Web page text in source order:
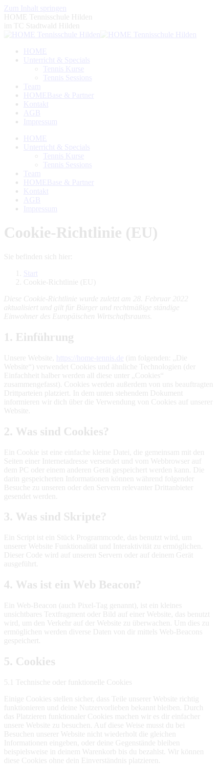
Zum Inhalt springen
HOME Tennisschule Hilden
im TC Stadtwald Hilden
HOME
Unterricht & Specials
Tennis Kurse
Tennis Sessions
Team
HOMEBase & Partner
Kontakt
AGB
Impressum
HOME
Unterricht & Specials
Tennis Kurse
Tennis Sessions
Team
HOMEBase & Partner
Kontakt
AGB
Impressum
Cookie-Richtlinie (EU)
Sie befinden sich hier:
Start
Cookie-Richtlinie (EU)
Diese Cookie-Richtlinie wurde zuletzt am 28. Februar 2022
aktualisiert und gilt für Bürger und rechtmäßige ständige
Einwohner des Europäischen Wirtschaftsraums.
1. Einführung
Unsere Website, https://home-tennis.de (im folgenden: „Die
Website“) verwendet Cookies und ähnliche Technologien (der
Einfachheit halber werden all diese unter „Cookies“
zusammengefasst). Cookies werden außerdem von uns beauftragten
Drittparteien platziert. In dem unten stehendem Dokument
informieren wir dich über die Verwendung von Cookies auf unserer
Website.
2. Was sind Cookies?
Ein Cookie ist eine einfache kleine Datei, die gemeinsam mit den
Seiten einer Internetadresse versendet und vom Webbrowser auf
dem PC oder einem anderen Gerät gespeichert werden kann. Die
darin gespeicherten Informationen können während folgender
Besuche zu unseren oder den Servern relevanter Drittanbieter
gesendet werden.
3. Was sind Skripte?
Ein Script ist ein Stück Programmcode, das benutzt wird, um
unserer Website Funktionalität und Interaktivität zu ermöglichen.
Dieser Code wird auf unseren Servern oder auf deinem Gerät
ausgeführt.
4. Was ist ein Web Beacon?
Ein Web-Beacon (auch Pixel-Tag genannt), ist ein kleines
unsichtbares Textfragment oder Bild auf einer Website, das benutzt
wird, um den Verkehr auf der Website zu überwachen. Um dies zu
ermöglichen werden diverse Daten von dir mittels Web-Beacons
gespeichert.
5. Cookies
5.1 Technische oder funktionelle Cookies
Einige Cookies stellen sicher, dass Teile unserer Website richtig
funktionieren und deine Nutzervorlieben bekannt bleiben. Durch
das Platzieren funktionaler Cookies machen wir es dir einfacher
unsere Website zu besuchen. Auf diese Weise musst du bei
Besuchen unserer Website nicht wiederholt die gleichen
Informationen eingeben, oder deine Gegenstände bleiben
beispielsweise in deinem Warenkorb bis du bezahlst. Wir können
diese Cookies ohne dein Einverständnis platzieren.